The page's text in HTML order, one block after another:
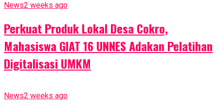
News2 weeks ago
Perkuat Produk Lokal Desa Cokro,
Mahasiswa GIAT 16 UNNES Adakan Pelatihan
Digitalisasi UMKM
News2 weeks ago